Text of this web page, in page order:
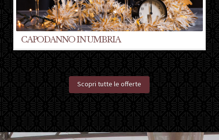
CAPODANNO IN UMBRIA
Scopri tutte le offerte